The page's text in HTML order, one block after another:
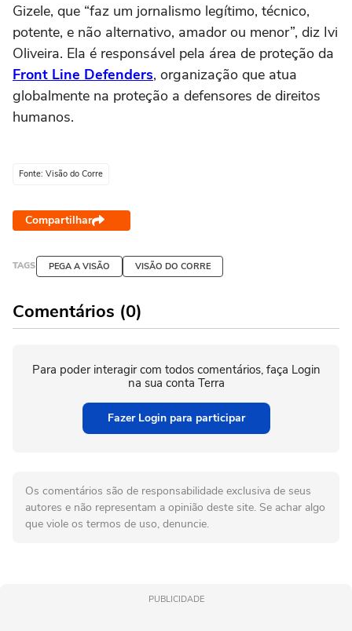
Gizele, que “faz um jornalismo legítimo, técnico,
potente, e não alternativo, amador ou menor”, diz Ivi
Oliveira. Ela é responsável pela área de proteção da
Front Line Defenders, organização que atua
globalmente na proteção a defensores de direitos
humanos.
Fonte: Visão do Corre
Compartilhar
TAGS PEGA A VISÃO VISÃO DO CORRE
Comentários (0)
Para poder interagir com todos comentários, faça Login
na sua conta Terra
Fazer Login para participar
Os comentários são de responsabilidade exclusiva de seus
autores e não representam a opinião deste site. Se achar algo
que viole os termos de uso, denuncie.
PUBLICIDADE